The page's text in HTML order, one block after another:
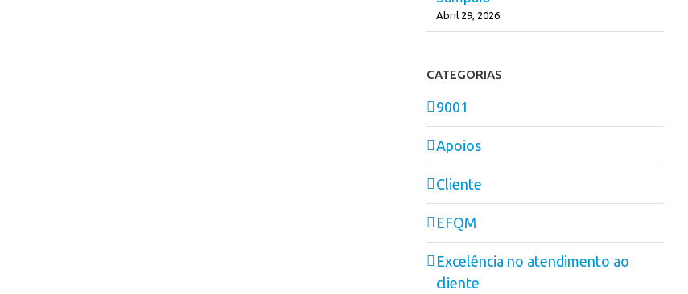
Abril 29, 2026
CATEGORIAS
9001
Apoios
Cliente
EFQM
Excelência no atendimento ao
cliente